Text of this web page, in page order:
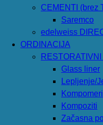
CEMENTI (brez
Saremco
edelweiss
ORDINACIJA
RESTORATIVNI
Glass liner
Lepljenje/
Kompomeri
Kompoziti
Začasna